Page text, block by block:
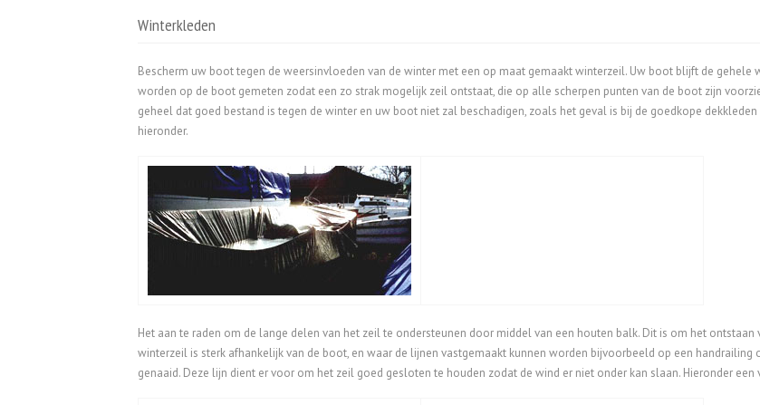
Winterkleden
Bescherm uw boot tegen de weersinvloeden van de winter met een op maat gemaakt winterzeil. Uw boot blijft de gehele
worden op de boot gemeten zodat een zo strak mogelijk zeil ontstaat, die op alle scherpen punten van de boot zijn
geheel dat goed bestand is tegen de winter en uw boot niet zal beschadigen, zoals het geval is bij de goedkope
hieronder.
Het aan te raden om de lange delen van het zeil te ondersteunen door middel van een houten balk. Dit is om het ontstaan
winterzeil is sterk afhankelijk van de boot, en waar de lijnen vastgemaakt kunnen worden bijvoorbeeld op een
genaaid. Deze lijn dient er voor om het zeil goed gesloten te houden zodat de wind er niet onder kan slaan. Hieronder